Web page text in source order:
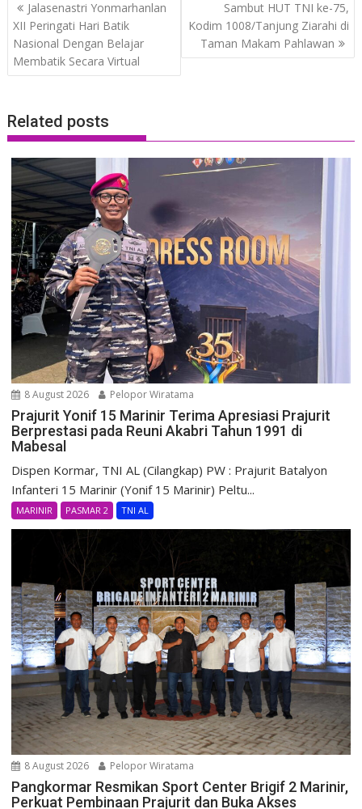
navigation
Jalasenastri Yonmarhanlan
XII Peringati Hari Batik
Nasional Dengan Belajar
Membatik Secara Virtual
Sambut HUT TNI ke-75,
Kodim 1008/Tanjung Ziarahi di
Taman Makam Pahlawan
Related posts
8 August 2026 Pelopor Wiratama
Prajurit Yonif 15 Marinir Terima Apresiasi Prajurit
Berprestasi pada Reuni Akabri Tahun 1991 di
Mabesal
Dispen Kormar, TNI AL (Cilangkap) PW : Prajurit Batalyon
Infanteri 15 Marinir (Yonif 15 Marinir) Peltu...
MARINIR PASMAR 2 TNI AL
8 August 2026 Pelopor Wiratama
Pangkormar Resmikan Sport Center Brigif 2 Marinir,
Perkuat Pembinaan Prajurit dan Buka Akses